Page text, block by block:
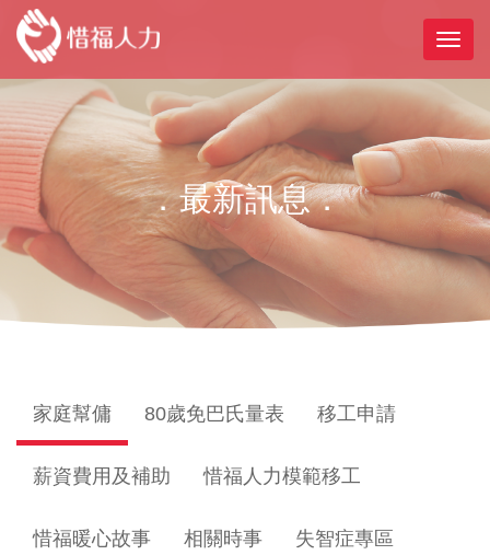
．最新訊息．
家庭幫傭 80歲免巴氏量表 移工申請
薪資費用及補助 惜福人力模範移工
惜福暖心故事 相關時事 失智症專區